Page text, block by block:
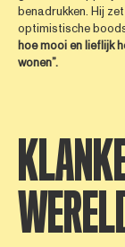
benadrukken. Hij
optimistische
hoe mooi en lieflijk
wonen”.